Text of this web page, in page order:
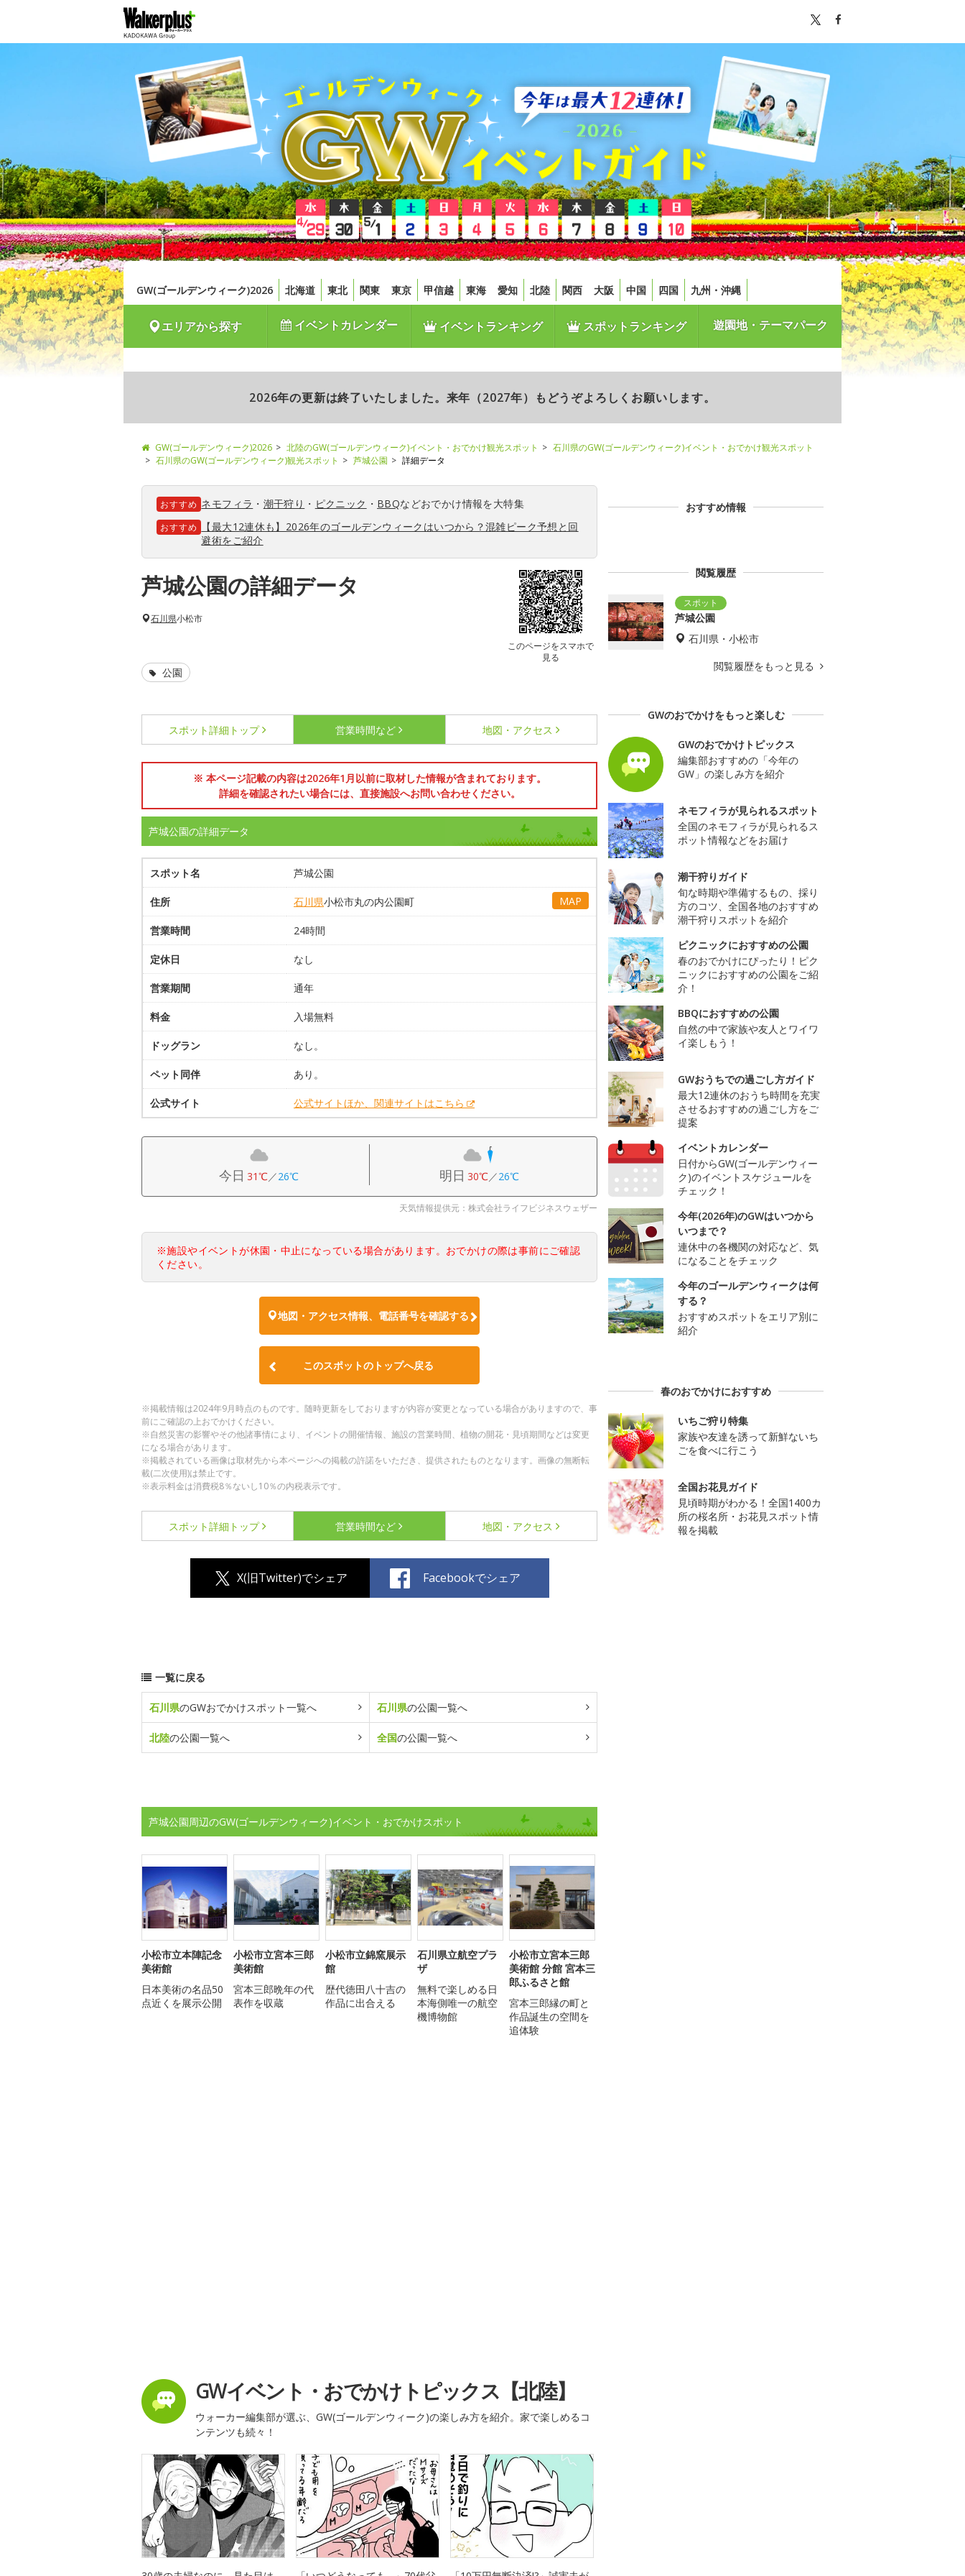
GW(ゴールデンウィーク)2026 北海道 東北 関東 東京 甲信越 東海 愛知 北陸 関西 大阪 中国 四国 九州・沖縄
エリアから探す イベントカレンダー イベントランキング スポットランキング 遊園地・テーマパーク
2026年の更新は終了いたしました。来年（2027年）もどうぞよろしくお願いします。
GW(ゴールデンウィーク)2026 北陸のGW(ゴールデンウィーク)イベント・おでかけ観光スポット
石川県のGW(ゴールデンウィーク)イベント・おでかけ観光スポット
石川県のGW(ゴールデンウィーク)観光スポット
芦城公園 詳細データ
おすすめ ネモフィラ ・ 潮干狩り ・ ピクニック ・ BBQなどおでかけ情報を大特集
おすすめ
【最大12連休も】2026年のゴールデンウィークはいつから？混雑ピーク予想と回
避術をご紹介
芦城公園の詳細データ
このページをスマホで
見る
石川県小松市
公園
スポット詳細 トップ 営業時間など 地図・アクセス
※ 本ページ記載の内容は2026年1月以前に取材した情報が含まれております。
詳細を確認されたい場合には、直接施設へお問い合わせください。
芦城公園の詳細データ
スポット名 芦城公園
住所 石川県小松市丸の内公園町 MAP
営業時間 24時間
定休日 なし
営業期間 通年
料金 入場無料
ドッグラン なし。
ペット同伴 あり。
公式サイト 公式サイトほか、関連サイトはこちら
今日 31℃／26℃ 明日 30℃／26℃
天気情報提供元：株式会社ライフビジネスウェザー
※施設やイベントが休園・中止になっている場合があります。おでかけの際は事前にご確認
ください。
地図・アクセス情報、電話番号を確認する
このスポットのトップへ戻る
※掲載情報は2024年9月時点のものです。随時更新をしておりますが内容が変更となっている場合がありますので、事
前にご確認の上おでかけください。
※自然災害の影響やその他諸事情により、イベントの開催情報、施設の営業時間、植物の開花・見頃期間などは変更
になる場合があります。
※掲載されている画像は取材先から本ページへの掲載の許諾をいただき、提供されたものとなります。画像の無断転
載(二次使用)は禁止です。
※表示料金は消費税8％ないし10％の内税表示です。
スポット詳細 トップ 営業時間など 地図・アクセス
X(旧Twitter)でシェア Facebookでシェア
一覧に戻る
石川県のGWおでかけスポット一覧へ 石川県の公園一覧へ
北陸の公園一覧へ 全国の公園一覧へ
芦城公園周辺のGW(ゴールデンウィーク)イベント・おでかけスポット
小松市立本陣記念
美術館
日本美術の名品50
点近くを展示公開
小松市立宮本三郎
美術館
宮本三郎晩年の代
表作を収蔵
小松市立錦窯展示
館
歴代徳田八十吉の
作品に出合える
石川県立航空プラ
ザ
無料で楽しめる日
本海側唯一の航空
機博物館
小松市立宮本三郎
美術館 分館 宮本三
郎ふるさと館
宮本三郎縁の町と
作品誕生の空間を
追体験
GWイベント・おでかけトピックス【北陸】
ウォーカー編集部が選ぶ、GW(ゴールデンウィーク)の楽しみ方を紹介。家で楽しめるコ
ンテンツも続々！
おすすめ情報
閲覧履歴
芦城公園
石川県・小松市
閲覧履歴をもっと見る
GWのおでかけをもっと楽しむ
GWのおでかけトピックス
編集部おすすめの「今年の
GW」の楽しみ方を紹介
ネモフィラが見られるスポット
全国のネモフィラが見られるス
ポット情報などをお届け
潮干狩りガイド
旬な時期や準備するもの、採り
方のコツ、全国各地のおすすめ
潮干狩りスポットを紹介
ピクニックにおすすめの公園
春のおでかけにぴったり！ピク
ニックにおすすめの公園をご紹
介！
BBQにおすすめの公園
自然の中で家族や友人とワイワ
イ楽しもう！
GWおうちでの過ごし方ガイド
最大12連休のおうち時間を充実
させるおすすめの過ごし方をご
提案
イベントカレンダー
日付からGW(ゴールデンウィー
ク)のイベントスケジュールを
チェック！
今年(2026年)のGWはいつから
いつまで？
連休中の各機関の対応など、気
になることをチェック
今年のゴールデンウィークは何
する？
おすすめスポットをエリア別に
紹介
春のおでかけにおすすめ
いちご狩り特集
家族や友達を誘って新鮮ないち
ごを食べに行こう
全国お花見ガイド
見頃時期がわかる！全国1400カ
所の桜名所・お花見スポット情
報を掲載